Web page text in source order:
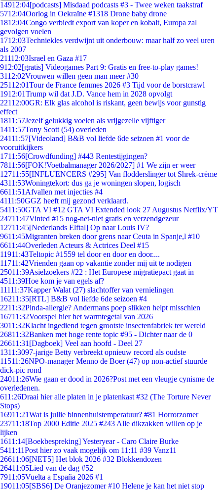
14912:04[podcasts] Misdaad podcasts #3 - Twee weken taakstraf
5712:04Oorlog in Oekraïne #1318 Drone baby drone
1812:04Congo verbiedt export van koper en kobalt, Europa zal
gevolgen voelen
1712:03Techniekles verdwijnt uit onderbouw: maar half zo veel uren
als 2007
21112:03Israel en Gaza #17
912:02[gratis] Videogames Part 9: Gratis en free-to-play games!
3112:02Vrouwen willen geen man meer #30
25112:01Tour de France femmes 2026 #3 Tijd voor de borstcrawl
1912:01Trump wil dat J.D. Vance hem in 2028 opvolgt
22112:00GR: Elk glas alcohol is riskant, geen bewijs voor gunstig
effect
1811:57Jezelf gelukkig voelen als vrijgezelle vijftiger
1411:57Tony Scott (54) overleden
24111:57[Videoland] B&B vol liefde 6de seizoen #1 voor de
vooruitkijkers
1711:56[Crowdfunding] #443 Rentestijgingen?
7811:56[FOK!Voetbalmanager 2026/2027] #1 We zijn er weer
12711:55[INFLUENCERS #295] Van flodderslinger tot Shrek-crème
4311:53Woningtekort: dus ga je woningen slopen, logisch
6611:51 Afvallen met injecties #4
4111:50GGZ heeft mij gezond verklaard.
5411:50GTA VI #12 GTA VI Extended look 27 Augustus Netflix/YT
24711:47Vinted #15 nog-net-niet gratis en verzendgezeur
12711:45[Nederlands Elftal] Op naar Louis IV?
9611:45Migranten breken door grens naar Ceuta in Spanje,l #10
6611:44Overleden Acteurs & Actrices Deel #15
11911:43Teltopic #1559 tel door en door en door....
11711:42Vrienden gaan op vakantie zonder mij uit te nodigen
25011:39Asielzoekers #22 : Het Europese migratiepact gaat in
4511:39Hoe kom je van egels af?
11111:37Kapper Walat (27) slachtoffer van vernielingen
16211:35[RTL] B&B vol liefde 6de seizoen #4
2211:32Pinda-allergie? Andermans poep slikken helpt misschien
16711:32Voorspel hier het warmtegetal van 2026
3011:32Klacht ingediend tegen grootste insectenfabriek ter wereld
26811:32Banken met hoge rente topic #95 - Dichter naar de 0
26611:31 [Dagboek] Veel aan hoofd - Deel 27
1311:3097-jarige Betty verbreekt opnieuw record als oudste
11511:26NPO-manager Menno de Boer (47) op non-actief stuurde
dick-pic rond
24011:26Wie gaan er dood in 2026?Post met een vleugje cynisme de
overledenen.
611:26Draai hier alle platen in je platenkast #32 (The Torture Never
Stops)
16911:21Wat is jullie binnenhuistemperatuur? #81 Horrorzomer
23711:18Top 2000 Editie 2025 #243 Alle dikzakken willen op je
lijken
1611:14[Boekbespreking] Yesteryear - Caro Claire Burke
5411:11Post hier zo vaak mogelijk om 11:11 #39 Vanz11
26611:06[NET5] Het blok 2026 #32 Blokkendozen
26411:05Lied van de dag #52
7911:05Vuelta a España 2026 #1
19011:05[SBS6] De Oranjezomer #10 Helene je kan het niet stop